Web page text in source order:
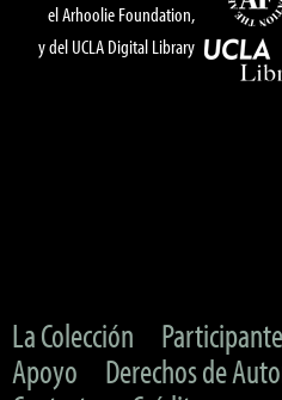
el Arhoolie Foundation,
y del UCLA Digital Library
La Colección
Apoyo
Derechos de